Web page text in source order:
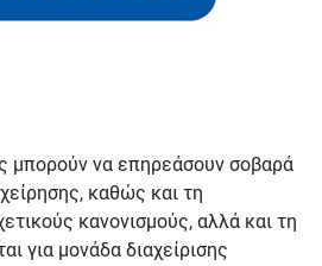
μπορούν να επηρεάσουν σοβαρά
καθώς και τη
κανονισμούς, αλλά και τη
για μονάδα διαχείρισης